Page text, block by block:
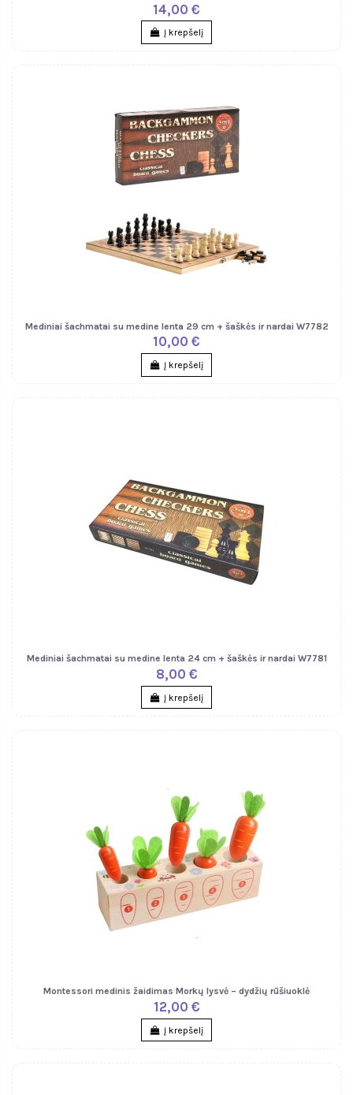
14,00 €
Į krepšelį
Mediniai šachmatai su medine lenta 29 cm + šaškės ir nardai W7782
10,00 €
Į krepšelį
Mediniai šachmatai su medine lenta 24 cm + šaškės ir nardai W7781
8,00 €
Į krepšelį
Montessori medinis žaidimas Morkų lysvė – dydžių rūšiuoklė
12,00 €
Į krepšelį